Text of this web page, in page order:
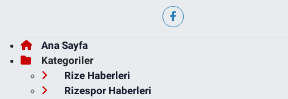
Ana Sayfa
Kategoriler
Rize Haberleri
Rizespor Haberleri